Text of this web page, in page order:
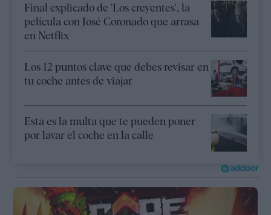
Final explicado de 'Los creyentes', la
película con José Coronado que arrasa
en Netflix
Los 12 puntos clave que debes revisar en
tu coche antes de viajar
Esta es la multa que te pueden poner
por lavar el coche en la calle